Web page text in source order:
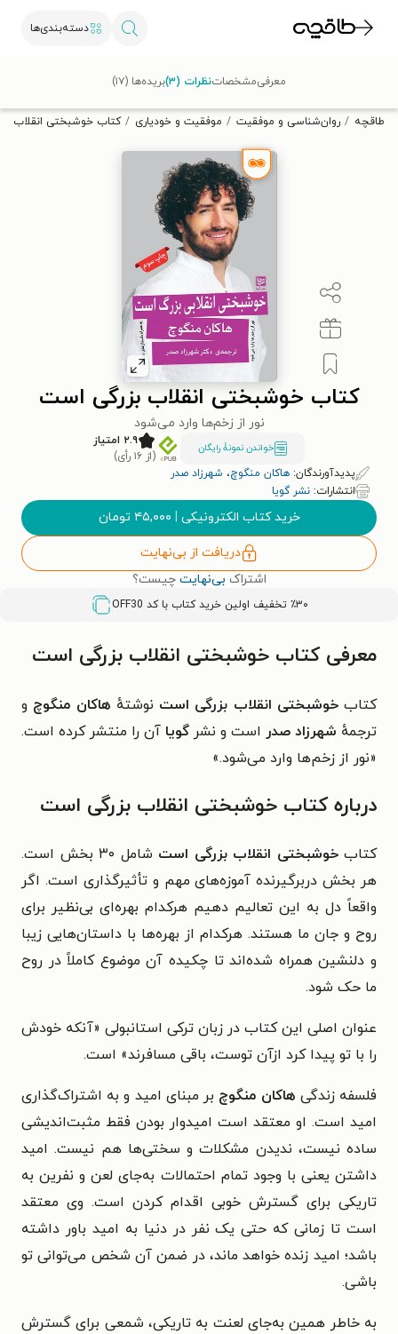
دسته‌بندی‌ها
تخفیف از طاقچه دریافت کن.
طاقچه روان‌شناسی و موفقیت موفقیت و خودیاری کتاب خوشبختی انقلاب
کتاب خوشبختی انقلاب بزرگی است
نور از زخم‌ها وارد می‌شود
خواندن نمونۀ رایگان
۲.۹ امتیاز
(از ۱۶ رأی)
پدیدآورندگان: هاکان منگوچ، شهرزاد صدر
انتشارات: نشر گویا
خرید کتاب الکترونیکی | ۴۵,۰۰۰ تومان
دریافت از بی‌نهایت
اشتراک بی‌نهایت چیست؟
٪۳۰ تخفیف اولین خرید کتاب با کد OFF30
معرفیمشخصاتنظرات (۳) بریده‌ها (۱۷)
معرفی کتاب خوشبختی انقلاب بزرگی است
کتاب خوشبختی انقلاب بزرگی است نوشتهٔ هاکان منگوچ و
ترجمهٔ شهرزاد صدر است و نشر گویا آن را منتشر کرده است.
«نور از زخم‌ها وارد می‌شود.»
درباره کتاب خوشبختی انقلاب بزرگی است
کتابخوشبختی انقلاب بزرگی است
شامل ۳۰ بخش است.
هر بخش دربرگیرنده آموزه‌های مهم و تأثیرگذاری است. اگر
واقعاً دل به این تعالیم دهیم هرکدام بهره‌ای بی‌نظیر برای
روح و جان ما هستند. هرکدام از بهره‌ها با داستان‌هایی زیبا
و دلنشین همراه شده‌اند تا چکیده آن موضوع کاملاً در روح
ما حک شود.
عنوان اصلی این کتاب در زبان ترکی استانبولی «آنکه خودش
را با تو پیدا کرد ازآن توست، باقی مسافرند» است.
فلسفه زندگی هاکان منگوچ بر مبنای امید و به اشتراک‌گذاری
امید است. او معتقد است امیدوار بودن فقط مثبت‌اندیشی
ساده نیست، ندیدن مشکلات و سختی‌ها هم نیست. امید
داشتن یعنی با وجود تمام احتمالات به‌جای لعن و نفرین به
تاریکی برای گسترش خوبی اقدام کردن است. وی معتقد
است تا زمانی که حتی یک نفر در دنیا به امید باور داشته
باشد؛ امید زنده خواهد ماند، در ضمن آن شخص می‌توانی تو
باشی.
به خاطر همین به‌جای لعنت به تاریکی، شمعی برای گسترش